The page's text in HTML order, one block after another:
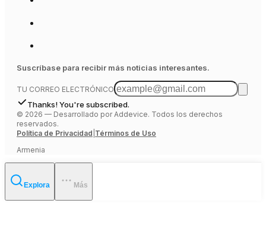
Suscríbase para recibir más noticias interesantes.
TU CORREO ELECTRÓNICO
Thanks! You're subscribed.
© 2026 — Desarrollado por Addevice. Todos los derechos
reservados.
Política de Privacidad Términos de Uso
Armenia
Explora Más